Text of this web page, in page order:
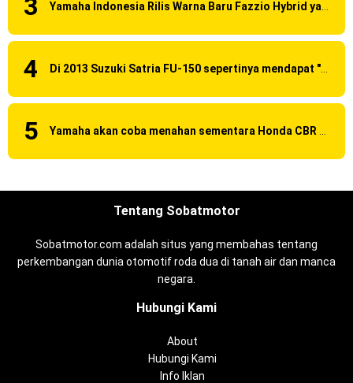
Tentang Sobatmotor
Sobatmotor.com adalah situs yang membahas tentang
perkembangan dunia otomotif roda dua di tanah air dan manca
negara.
Hubungi Kami
About
Hubungi Kami
Info Iklan